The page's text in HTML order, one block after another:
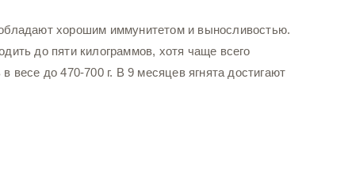
хорошим иммунитетом и выносливостью.
до пяти килограммов, хотя чаще всего
весе до 470-700 г. В 9 месяцев ягнята достигают